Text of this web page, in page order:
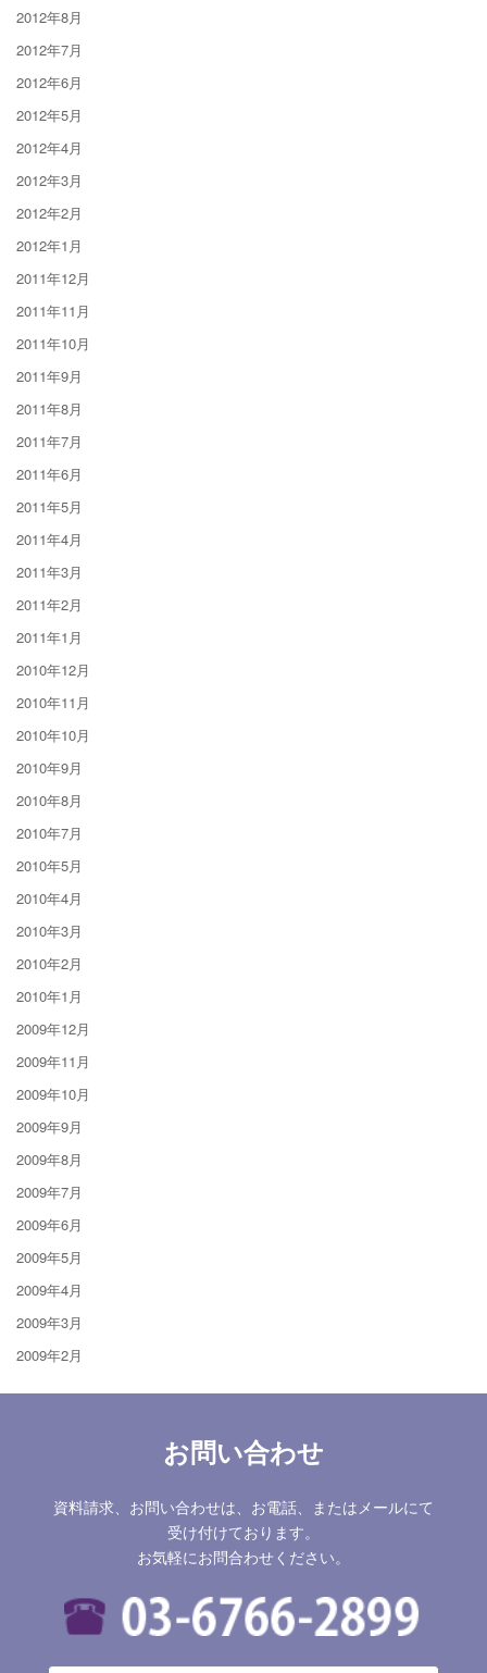
2012年8月
2012年7月
2012年6月
2012年5月
2012年4月
2012年3月
2012年2月
2012年1月
2011年12月
2011年11月
2011年10月
2011年9月
2011年8月
2011年7月
2011年6月
2011年5月
2011年4月
2011年3月
2011年2月
2011年1月
2010年12月
2010年11月
2010年10月
2010年9月
2010年8月
2010年7月
2010年5月
2010年4月
2010年3月
2010年2月
2010年1月
2009年12月
2009年11月
2009年10月
2009年9月
2009年8月
2009年7月
2009年6月
2009年5月
2009年4月
2009年3月
2009年2月
お問い合わせ
資料請求、お問い合わせは、お電話、またはメールにて
受け付けております。
お気軽にお問合わせください。